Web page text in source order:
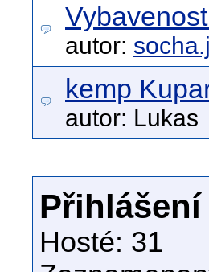
autor: socha.j
kemp
autor: Lukas
Hosté: 31